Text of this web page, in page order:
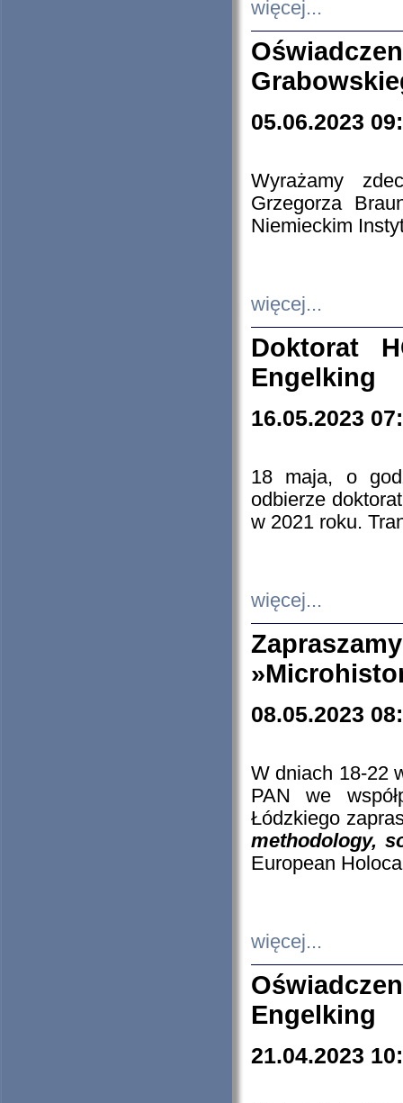
więcej...
05.06.2023
Wyrażamy
Grzegorza
Niemieckim
więcej...
Doktorat
Engelking
16.05.2023
18 maja, o
odbierze
w 2021 roku.
więcej...
08.05.2023
W dniach 18-22
PAN we
Łódzkiego
methodology,
European
więcej...
Engelking
21.04.2023